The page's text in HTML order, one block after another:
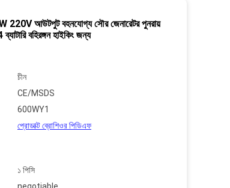
220V আউটপুট বহনযোগ্য সৌর জেনারেটর পুনরায়
বহিরঙ্গন হাইকিং জন্য
চীন
CE/MSDS
600WY1
প্রোডাক্ট ব্রোশিওর পিডিএফ
১ পিসি